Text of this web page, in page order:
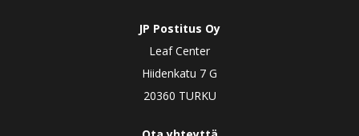
JP Postitus Oy
Leaf Center
Hiidenkatu 7 G
20360 TURKU